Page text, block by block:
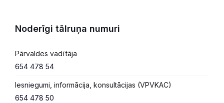
Noderīgi tālruņa numuri
Pārvaldes vadītāja
654 478 54
Iesniegumi, informācija, konsultācijas (VPVKAC)
654 478 50